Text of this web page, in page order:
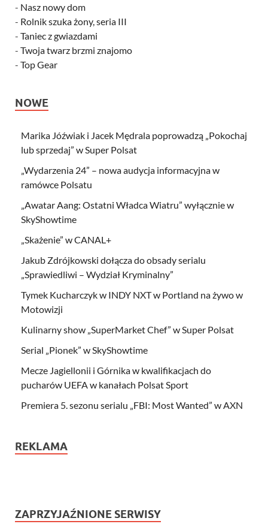
- Nasz nowy dom
- Rolnik szuka żony, seria III
- Taniec z gwiazdami
- Twoja twarz brzmi znajomo
- Top Gear
NOWE
Marika Jóźwiak i Jacek Mędrala poprowadzą „Pokochaj
lub sprzedaj” w Super Polsat
„Wydarzenia 24” – nowa audycja informacyjna w
ramówce Polsatu
„Awatar Aang: Ostatni Władca Wiatru” wyłącznie w
SkyShowtime
„Skażenie” w CANAL+
Jakub Zdrójkowski dołącza do obsady serialu
„Sprawiedliwi – Wydział Kryminalny”
Tymek Kucharczyk w INDY NXT w Portland na żywo w
Motowizji
Kulinarny show „SuperMarket Chef” w Super Polsat
Serial „Pionek” w SkyShowtime
Mecze Jagiellonii i Górnika w kwalifikacjach do
pucharów UEFA w kanałach Polsat Sport
Premiera 5. sezonu serialu „FBI: Most Wanted” w AXN
REKLAMA
ZAPRZYJAŹNIONE SERWISY